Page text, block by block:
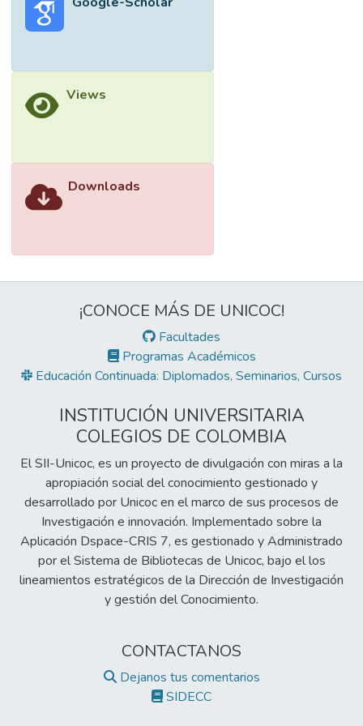
Views
Downloads
¡CONOCE MÁS DE UNICOC!
Facultades
Programas Académicos
Educación Continuada: Diplomados, Seminarios, Cursos
INSTITUCIÓN UNIVERSITARIA
COLEGIOS DE COLOMBIA
El SII-Unicoc, es un proyecto de divulgación con miras a la
apropiación social del conocimiento gestionado y
desarrollado por Unicoc en el marco de sus procesos de
Investigación e innovación. Implementado sobre la
Aplicación Dspace-CRIS 7, es gestionado y Administrado
por el Sistema de Bibliotecas de Unicoc, bajo el los
lineamientos estratégicos de la Dirección de Investigación
y gestión del Conocimiento.
CONTACTANOS
Dejanos tus comentarios
SIDECC